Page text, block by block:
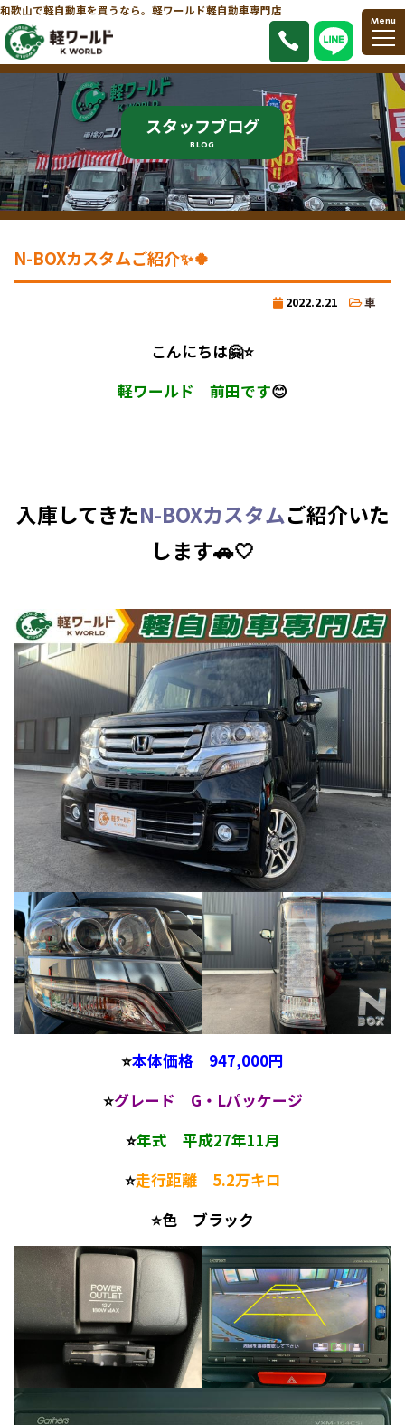
和歌山で軽自動車を買うなら。軽ワールド軽自動車専門店
Menu
スタッフブログ
BLOG
N-BOXカスタムご紹介✨🍀
2022.2.21 車
こんにちは🤗⭐
軽ワールド 前田です😊
入庫してきたN-BOXカスタムご紹介いた
します🚗🤍
⭐本体価格 947,000円
⭐グレード G・Lパッケージ
⭐年式 平成27年11月
⭐走行距離 5.2万キロ
⭐色 ブラック